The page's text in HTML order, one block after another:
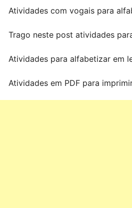
Atividades com vogais para
Trago neste post atividades
Atividades para alfabetizar em
Atividades em PDF para